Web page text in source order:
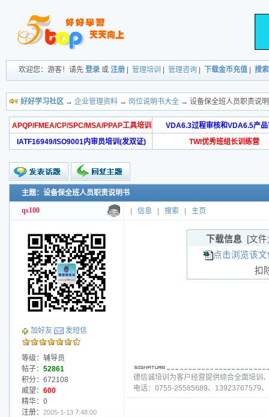
欢迎您：游客！请先 登录 或 注册 管理培训 管理咨询 下载金币充值 搜索
好好学习社区 → 企业管理资料 → 岗位说明书大全 → 设备保全班人员职责说
APQP/FMEA/CP/SPC/MSA/PPAP工具培训
VDA6.3过程审核和VDA6.5产品
IATF16949/ISO9001内审员培训(发双证)
TWI优秀班组长训练营
主题：设备保全班人员职责说明书
qs100 信息 搜索 主页
加好友 发短信
等级：辅导员
帖子： 52861
积分：672108
威望： 600
精华：0
注册： 2005-1-13 7:48:00
下载信息 [文件
点击浏览该
扣
德信诚培训为客户经营提供综合全面培训
电话：0755-25585689、13923767579